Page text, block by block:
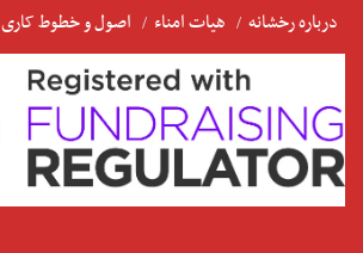
درباره رخشانه هیات امناء اصول و خطوط کاری